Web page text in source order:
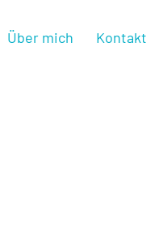
Über mich Kontakt